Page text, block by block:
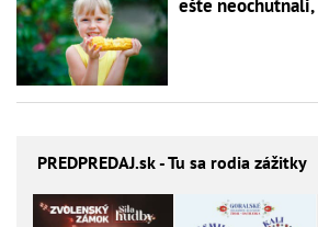
ešte
PREDPREDAJ.sk - Tu sa rodia zážitky